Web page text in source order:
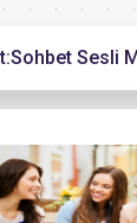
Sohbet Sesli